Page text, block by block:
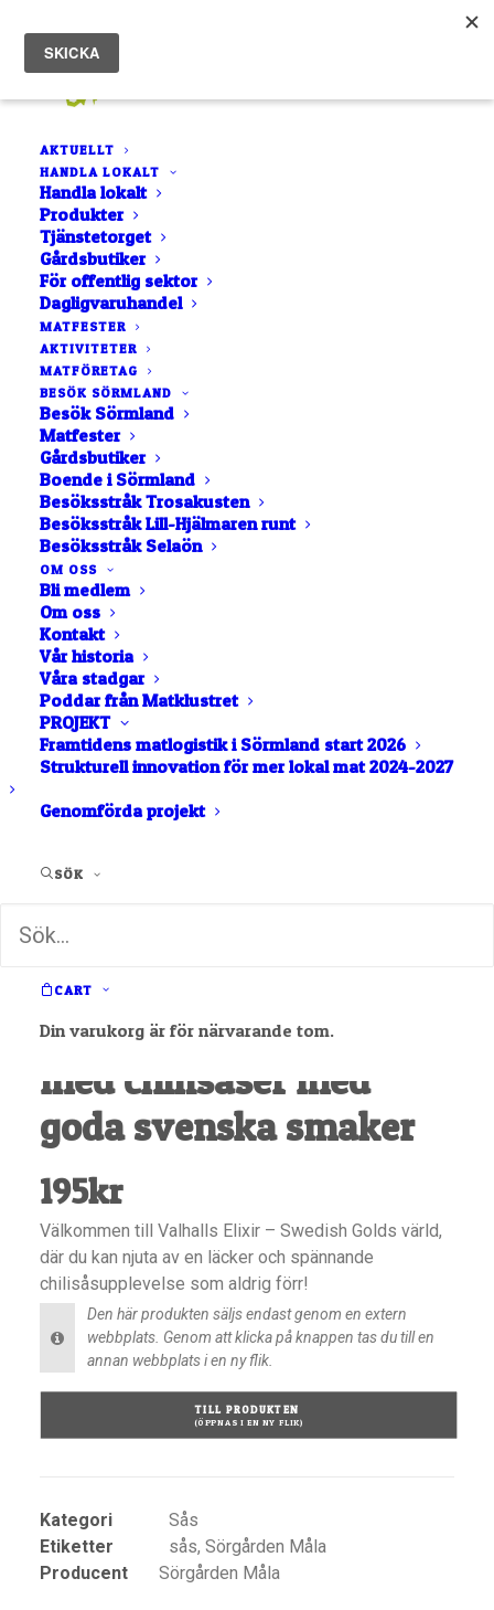
AKTUELLT
HANDLA LOKALT
Handla lokalt
Produkter
Tjänstetorget
Gårdsbutiker
För offentlig sektor
Dagligvaruhandel
MATFESTER
AKTIVITETER
MATFÖRETAG
BESÖK SÖRMLAND
Besök Sörmland
Matfester
Gårdsbutiker
Boende i Sörmland
Besöksstråk Trosakusten
Besöksstråk Lill-Hjälmaren runt
Besöksstråk Selaön
OM OSS
Bli medlem
Om oss
Kontakt
Vår historia
Våra stadgar
Poddar från Matklustret
PROJEKT
Framtidens matlogistik i Sörmland start 2026
Strukturell innovation för mer lokal mat 2024-2027
Genomförda projekt
SÖK
CART
Din varukorg är för närvarande tom.
Valhalls Elixir – Swedish Gold –
presentförpackning med chilisåser med
goda svenska smaker
Valhalls Elixir – Swedish Gold – presentförpackning med
chilisåser med goda svenska smaker
Valhalls Elixir –
Swedish Gold –
presentförpackning
med chilisåser med
goda svenska smaker
195kr
Välkommen till Valhalls Elixir – Swedish Golds värld,
där du kan njuta av en läcker och spännande
chilisåsupplevelse som aldrig förr!
Den här produkten säljs endast genom en extern
webbplats. Genom att klicka på knappen tas du till en
annan webbplats i en ny flik.
TILL PRODUKTEN
(ÖPPNAS I EN NY FLIK)
Kategori
Sås
Etiketter
sås, Sörgården Måla
Producent
Sörgården Måla